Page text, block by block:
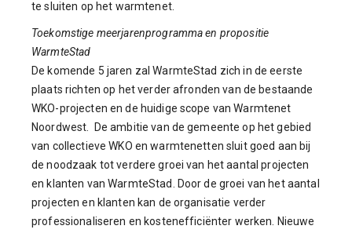
te sluiten op het warmtenet.
Toekomstige meerjarenprogramma en propositie
WarmteStad
De komende 5 jaren zal WarmteStad zich in de eerste
plaats richten op het verder afronden van de bestaande
WKO-projecten en de huidige scope van Warmtenet
Noordwest. De ambitie van de gemeente op het gebied
van collectieve WKO en warmtenetten sluit goed aan bij
de noodzaak tot verdere groei van het aantal projecten
en klanten van WarmteStad. Door de groei van het aantal
projecten en klanten kan de organisatie verder
professionaliseren en kostenefficiënter werken. Nieuwe